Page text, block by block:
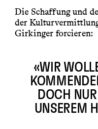
Die Schaffung und
der
Girkinger forcieren:
«WIR
DOCH
UNSEREM